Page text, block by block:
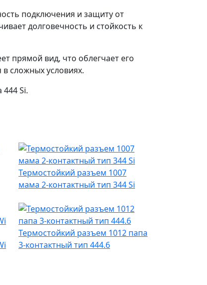
подключения и защиту от
долговечность и стойкость к
прямой вид, что облегчает его
сложных условиях.
Si.
Термостойкий разъем 1007
мама 2-контактный тип 344 Si
Термостойкий разъем 1012 папа
3-контактный тип 444.6